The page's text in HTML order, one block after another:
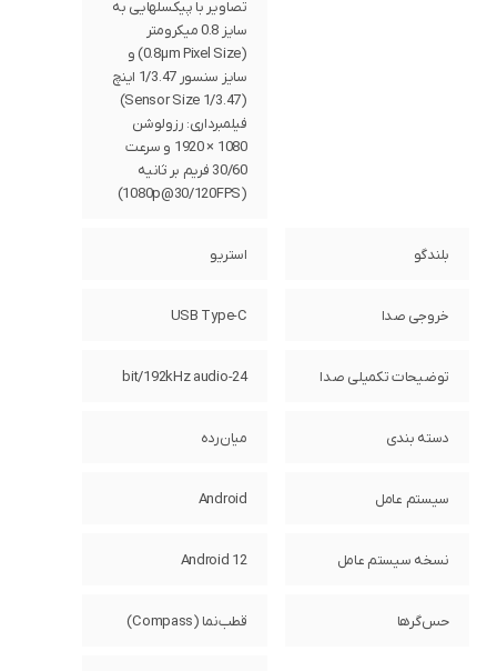
تصاویر با پیکسل‎هایی به
سایز 0.8 میکرومتر
(0.8µm Pixel Size) و
سایز سنسور 1/3.47 اینچ
(Sensor Size 1/3.47)
فیلمبرداری: رزولوشن
1080 × 1920 و سرعت
30/60 فریم بر ثانیه
(1080p@30/120FPS)
بلندگو استریو
خروجی صدا USB Type-C
توضیحات تکمیلی صدا 24-bit/192kHz audio
دسته ‌بندی ‌میان‌رده
سیستم عامل Android
نسخه سیستم عامل Android 12
حس‌گرها قطب‌نما (Compass)